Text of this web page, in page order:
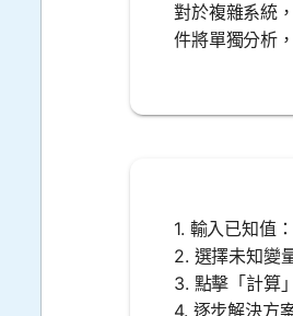
對於複雜系統
件將單獨分析
1. 輸入已知值
2. 選擇未知變
3. 點擊「計算
4. 逐步解決方